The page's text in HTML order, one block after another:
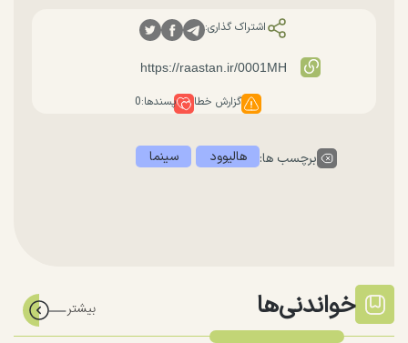
اشتراک گذاری:
گزارش خطا پسندها:0
برچسب ها: هالیوود سینما
خواندنی‌ها